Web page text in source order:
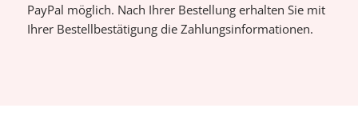
PayPal möglich. Nach Ihrer Bestellung erhalten Sie mit
Ihrer Bestellbestätigung die Zahlungsinformationen.